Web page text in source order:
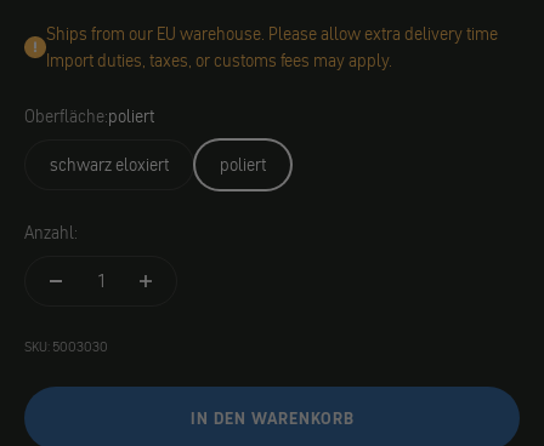
Ships from our EU warehouse. Please allow extra delivery time
Import duties, taxes, or customs fees may apply.
Oberfläche:poliert
schwarz eloxiert
poliert
Anzahl:
SKU: 5003030
IN DEN WARENKORB